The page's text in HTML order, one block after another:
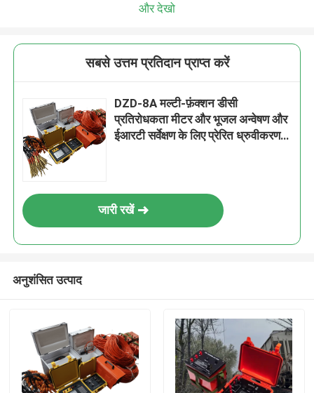
और देखो
सबसे उत्तम प्रतिदान प्राप्त करें
DZD-8A मल्टी-फ़ंक्शन डीसी
प्रतिरोधकता मीटर और भूजल अन्वेषण और
ईआरटी सर्वेक्षण के लिए प्रेरित ध्रुवीकरण
जारी रखें
अनुशंसित उत्पाद